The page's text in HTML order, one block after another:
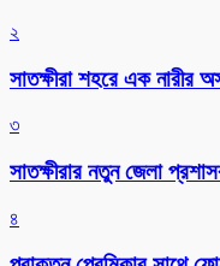
২
সাতক্ষীরা শহরে এক নারীর
৩
সাতক্ষীরার নতুন জেলা
৪